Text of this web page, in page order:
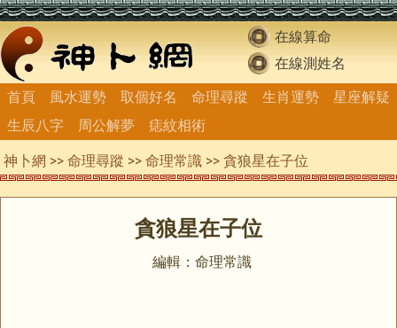
在線算命
在線測姓名
首頁
風水運勢 取個好名 命理尋蹤 生肖運勢
星座解疑
生辰八字
周公解夢 痣紋相術
神卜網 >> 命理尋蹤 >> 命理常識 >> 貪狼星在子位
貪狼星在子位
編輯：命理常識